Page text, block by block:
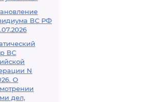
ВС РФ
ВС
N
О
дел,